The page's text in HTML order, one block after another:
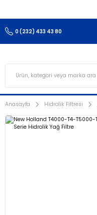
0 (232) 433 43 80
Anasayfa Hidrolik Filtresi